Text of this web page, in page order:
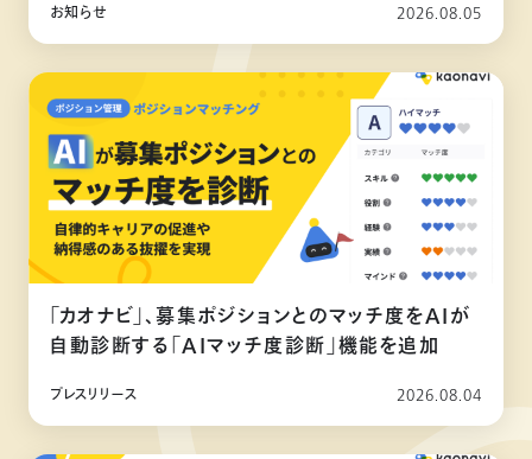
お知らせ 2026.08.05
「カオナビ」、募集ポジションとのマッチ度をAIが
自動診断する「AIマッチ度診断」機能を追加
プレスリリース 2026.08.04